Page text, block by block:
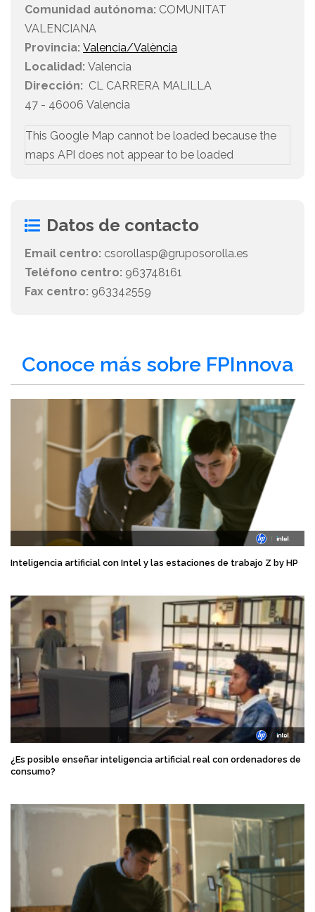
Comunidad autónoma: COMUNITAT
VALENCIANA
Provincia: Valencia/València
Localidad: Valencia
Dirección: CL CARRERA MALILLA
47 - 46006 Valencia
This Google Map cannot be loaded because the
maps API does not appear to be loaded
Datos de contacto
Email centro: csorollasp@gruposorolla.es
Teléfono centro: 963748161
Fax centro: 963342559
Conoce más sobre FPInnova
Inteligencia artificial con Intel y las estaciones de trabajo Z by HP
¿Es posible enseñar inteligencia artificial real con ordenadores de
consumo?